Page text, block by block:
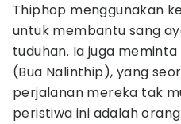
Thiphop menggunakan
untuk membantu sang
tuduhan. Ia juga
(Bua Nalinthip), yang
perjalanan mereka tak
peristiwa ini adalah